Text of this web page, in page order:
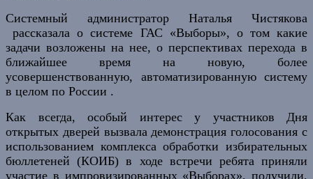
Системный администратор Наталья Чистякова
рассказала о системе ГАС «Выборы», о том какие
задачи возложены на нее, о перспективах перехода в
ближайшее время на новую, более
усовершенствованную, автоматизированную систему
в целом по России .
Как всегда, особый интерес у участников Дня
открытых дверей вызвала демонстрация голосования с
использованием комплекса обработки избирательных
бюллетеней (КОИБ) в ходе встречи ребята приняли
участие в импровизированных «Выборах», получили,